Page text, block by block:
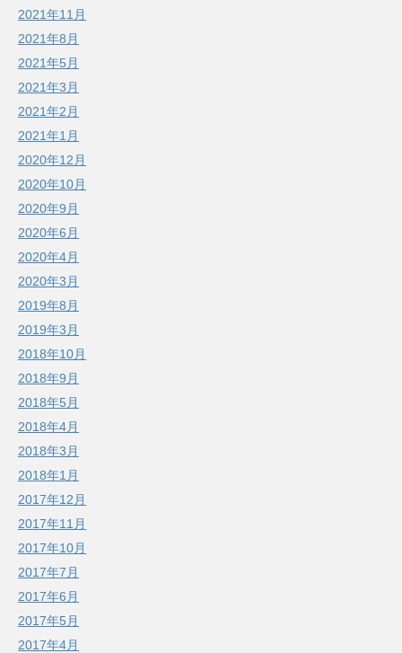
2021年11月
2021年8月
2021年5月
2021年3月
2021年2月
2021年1月
2020年12月
2020年10月
2020年9月
2020年6月
2020年4月
2020年3月
2019年8月
2019年3月
2018年10月
2018年9月
2018年5月
2018年4月
2018年3月
2018年1月
2017年12月
2017年11月
2017年10月
2017年7月
2017年6月
2017年5月
2017年4月